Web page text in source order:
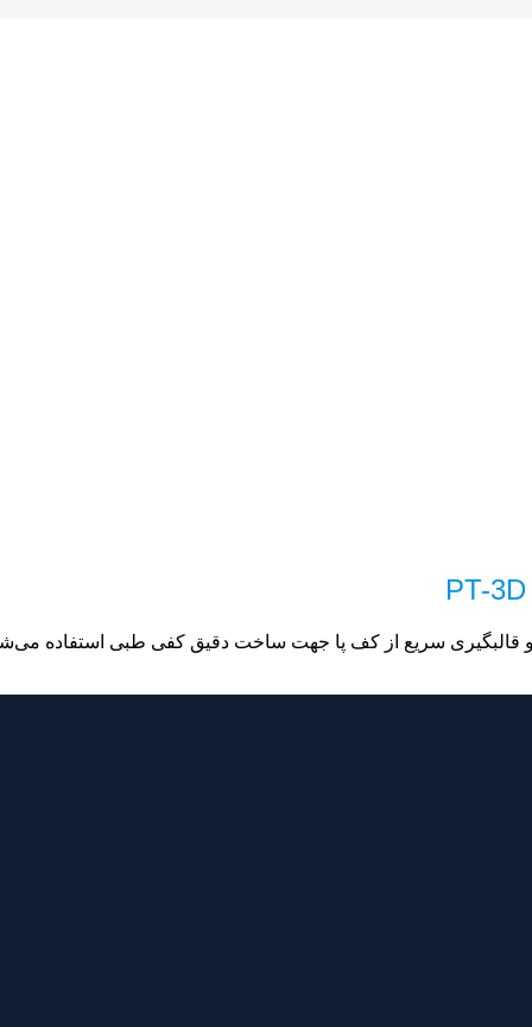
و قالبگیری سریع از کف پا جهت ساخت دقیق کفی طبی استفاده